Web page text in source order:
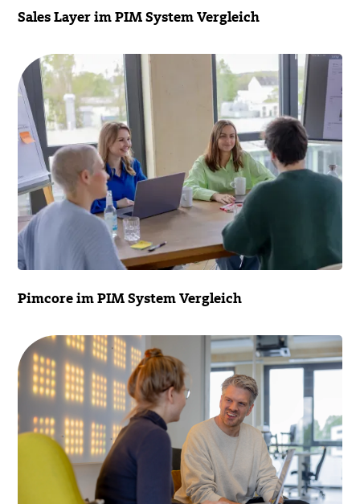
Sales Layer im PIM System Vergleich
Pimcore im PIM System Vergleich